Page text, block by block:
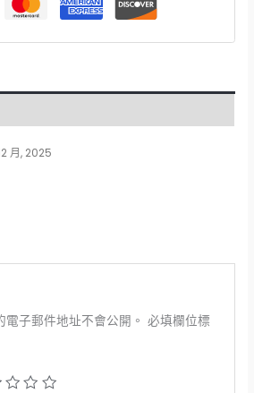
月, 2025
子郵件地址不會公開。 必填欄位標